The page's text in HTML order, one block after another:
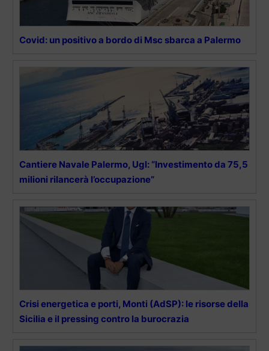
Covid: un positivo a bordo di Msc sbarca a Palermo
Cantiere Navale Palermo, Ugl: “Investimento da 75,5
milioni rilancerà l’occupazione”
Crisi energetica e porti, Monti (AdSP): le risorse della
Sicilia e il pressing contro la burocrazia